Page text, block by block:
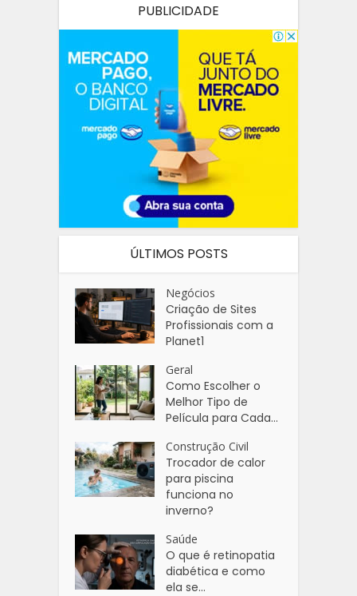
PUBLICIDADE
ÚLTIMOS POSTS
Negócios
Criação de Sites
Profissionais com a
Planet1
Geral
Como Escolher o
Melhor Tipo de
Película para Cada...
Construção Civil
Trocador de calor
para piscina
funciona no
inverno?
Saúde
O que é retinopatia
diabética e como
ela se...